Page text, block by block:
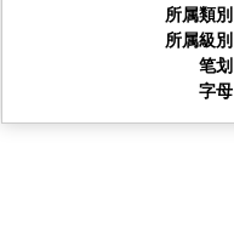
所属類別
所属級別
笔划
字母